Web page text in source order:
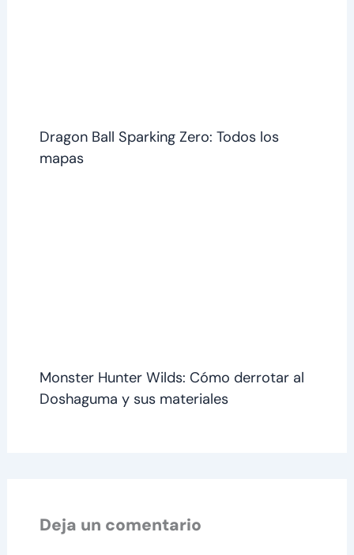
Dragon Ball Sparking Zero: Todos los
mapas
Monster Hunter Wilds: Cómo derrotar al
Doshaguma y sus materiales
Deja un comentario